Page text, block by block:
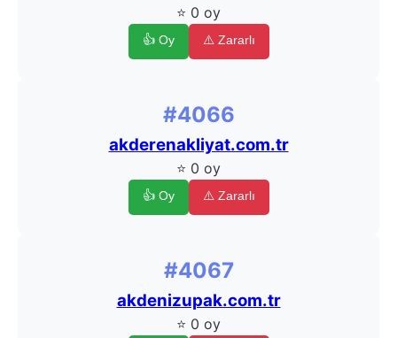
⭐ 0 oy
👍 Oy ⚠️ Zararlı
#4066
akderenakliyat.com.tr
⭐ 0 oy
👍 Oy ⚠️ Zararlı
#4067
akdenizupak.com.tr
⭐ 0 oy